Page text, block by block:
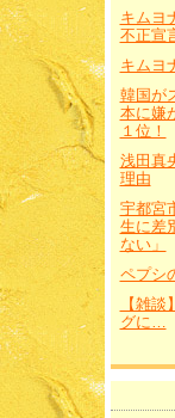
キムヨ
不正宣
キムヨ
韓国が
本に嫌
１位！
浅田真
理由
宇都宮
生に差
ない」
ペプシ
【雑
グに…